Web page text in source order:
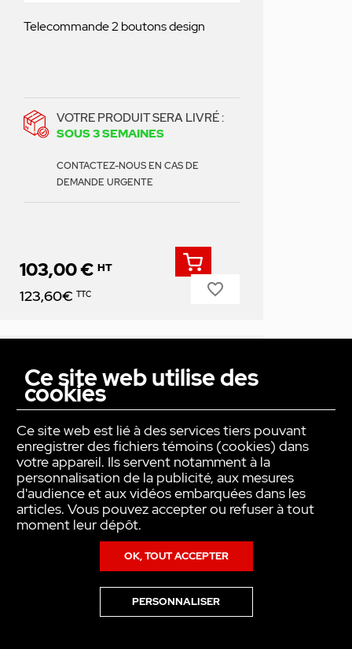
Telecommande 2 boutons design
VOTRE PRODUIT SERA LIVRÉ :
SOUS 3 SEMAINES
CONTACTEZ-NOUS EN CAS DE
DEMANDE URGENTE
Prix
103,00 € HT
123,60€ TTC favorite_border
Télécommande 4 boutons design
Ce site web utilise des
cookies
Ce site web est lié à des services tiers pouvant
enregistrer des fichiers témoins (cookies) dans
votre appareil. Ils servent notamment à la
personnalisation de la publicité, aux mesures
d'audience et aux vidéos embarquées dans les
articles. Vous pouvez accepter ou refuser à tout
moment leur dépôt.
OK, TOUT ACCEPTER
PERSONNALISER